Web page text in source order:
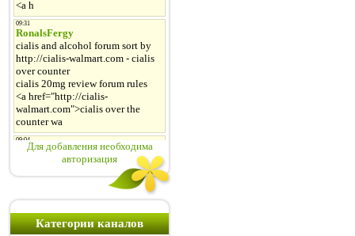
Для добавления необходима
авторизация
Категории каналов